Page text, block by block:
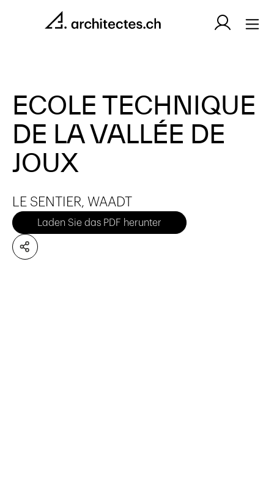
ECOLE TECHNIQUE
DE LA VALLÉE DE
JOUX
LE SENTIER, WAADT
Laden Sie das PDF herunter